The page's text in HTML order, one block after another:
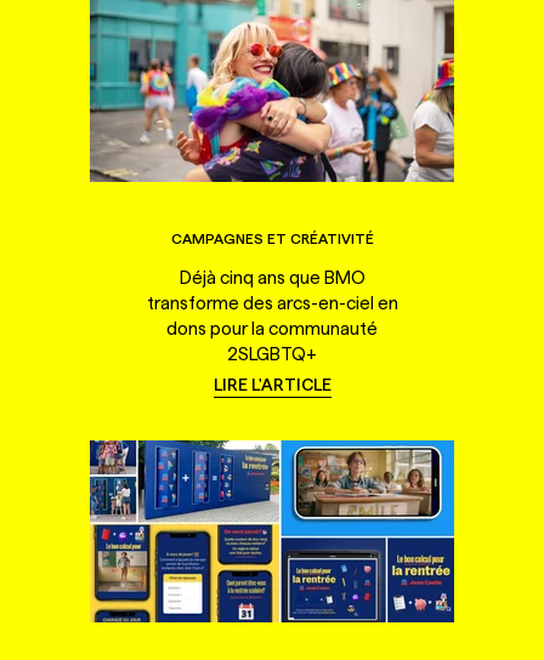
CAMPAGNES ET CRÉATIVITÉ
Déjà cinq ans que BMO
transforme des arcs-en-ciel en
dons pour la communauté
2SLGBTQ+
LIRE L'ARTICLE